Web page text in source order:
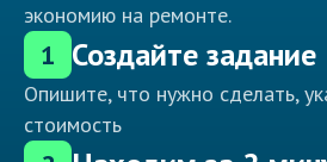
экономию на ремонте.
1 Создайте задание
Опишите, что нужно сделать,
стоимость